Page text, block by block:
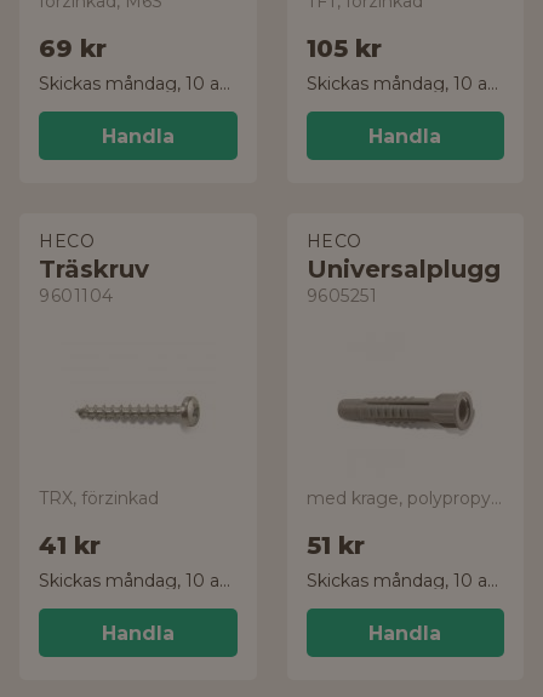
69 kr
Skickas måndag, 10 aug.
Handla
105 kr
Skickas måndag, 10 aug.
Handla
HECO
Träskruv
9601104
TRX, förzinkad
41 kr
Skickas måndag, 10 aug.
Handla
HECO
Universalplugg
9605251
med krage, polypropylen
51 kr
Skickas måndag, 10 aug.
Handla